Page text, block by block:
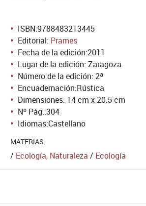
ISBN:9788483213445
Editorial: Prames
Fecha de la edición:2011
Lugar de la edición: Zaragoza.
Número de la edición: 2ª
Encuadernación:Rústica
Dimensiones: 14 cm x 20.5 cm
Nº Pág.:304
Idiomas:Castellano
MATERIAS:
/ Ecología, Naturaleza / Ecología